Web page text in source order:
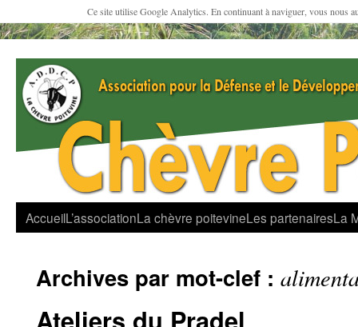
Ce site utilise Google Analytics. En continuant à naviguer, vous nous
AccueilL’associationLa chèvre poitevineLes partenairesLa
Archives par mot-clef :
Ateliers du Pradel